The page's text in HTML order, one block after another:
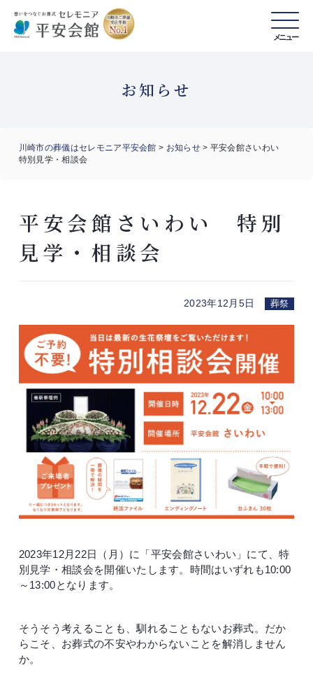
メニュー
お知らせ
川崎市の葬儀はセレモニア平安会館 > お知らせ> 平安会館さいわい
特別見学・相談会
平安会館さいわい 特別
見学・相談会
2023年12月5日 葬祭
2023年12月22日（月）に「平安会館さいわい」にて、特
別見学・相談会を開催いたします。時間はいずれも10:00
～13:00となります。
そうそう考えることも、馴れることもないお葬式。だか
らこそ、お葬式の不安やわからないことを解消しません
か。